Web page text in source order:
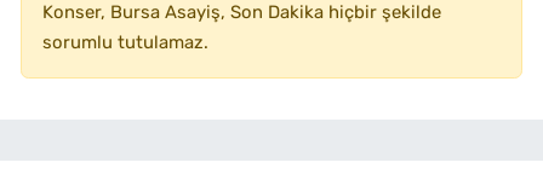
Konser, Bursa Asayiş, Son Dakika hiçbir şekilde
sorumlu tutulamaz.